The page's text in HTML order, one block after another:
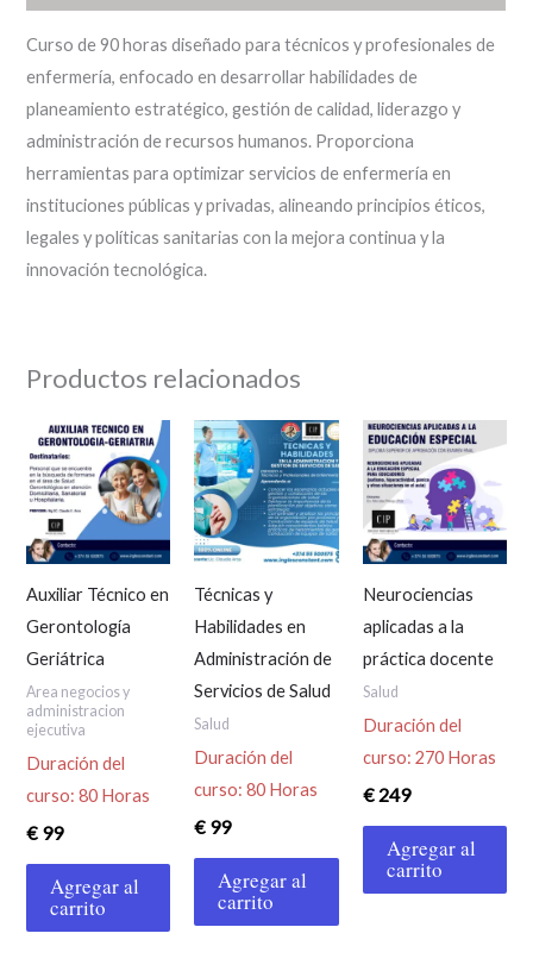
Curso de 90 horas diseñado para técnicos y profesionales de
enfermería, enfocado en desarrollar habilidades de
planeamiento estratégico, gestión de calidad, liderazgo y
administración de recursos humanos. Proporciona
herramientas para optimizar servicios de enfermería en
instituciones públicas y privadas, alineando principios éticos,
legales y políticas sanitarias con la mejora continua y la
innovación tecnológica.
Productos relacionados
Auxiliar Técnico en
Gerontología
Geriátrica
Area negocios y
administracion
ejecutiva
Duración del
curso: 80 Horas
€ 99
Agregar al
carrito
Técnicas y
Habilidades en
Administración de
Servicios de Salud
Salud
Duración del
curso: 80 Horas
€ 99
Agregar al
carrito
Neurociencias
aplicadas a la
práctica docente
Salud
Duración del
curso: 270 Horas
€249
Agregar al
carrito